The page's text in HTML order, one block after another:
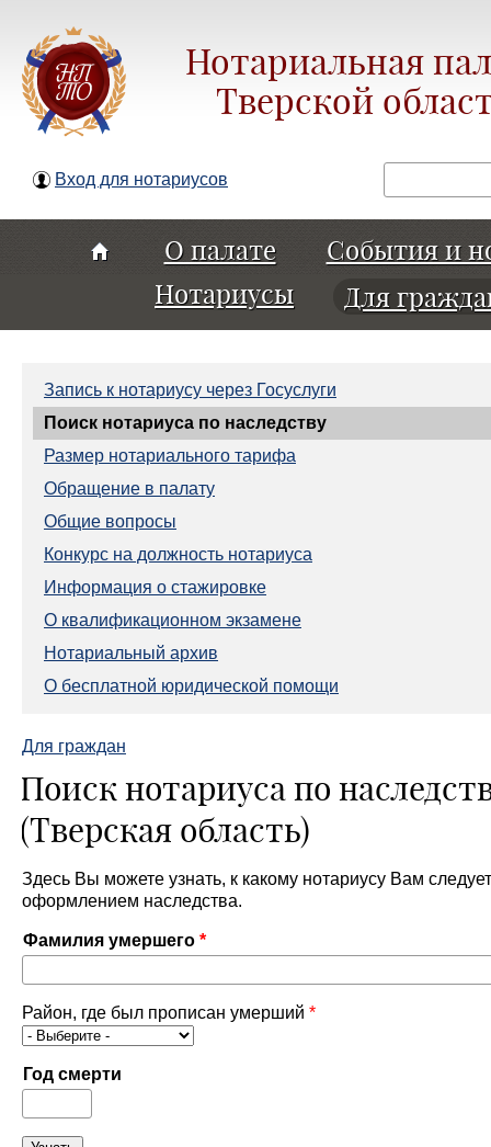
Нотариальная
Тверской
Вход для нотариусов
О палате
События и
Нотариусы
Для
Запись к нотариусу через Госуслуги
Поиск нотариуса по наследству
Размер нотариального тарифа
Обращение в палату
Общие вопросы
Конкурс на должность нотариуса
Информация о стажировке
О квалификационном экзамене
Нотариальный архив
О бесплатной юридической помощи
Для граждан
Поиск нотариуса по
(Тверская область)
Здесь Вы можете узнать, к какому нотариусу Вам
оформлением наследства.
Фамилия умершего *
Район, где был прописан умерший *
Год смерти